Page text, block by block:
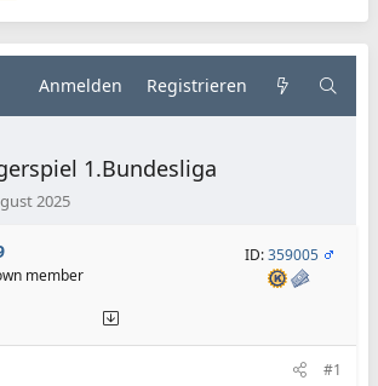
Anmelden Registrieren
1.Bundesliga
2025
member
ID:359005
#1